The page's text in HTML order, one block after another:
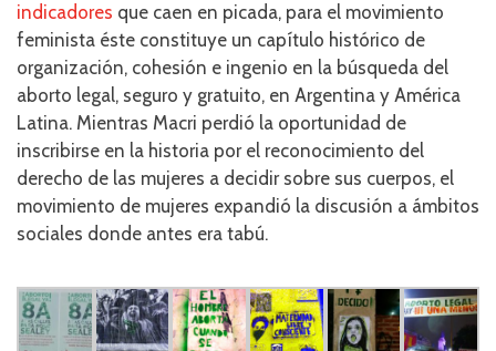
indicadores que caen en picada, para el movimiento
feminista éste constituye un capítulo histórico de
organización, cohesión e ingenio en la búsqueda del
aborto legal, seguro y gratuito, en Argentina y América
Latina. Mientras Macri perdió la oportunidad de
inscribirse en la historia por el reconocimiento del
derecho de las mujeres a decidir sobre sus cuerpos, el
movimiento de mujeres expandió la discusión a ámbitos
sociales donde antes era tabú.